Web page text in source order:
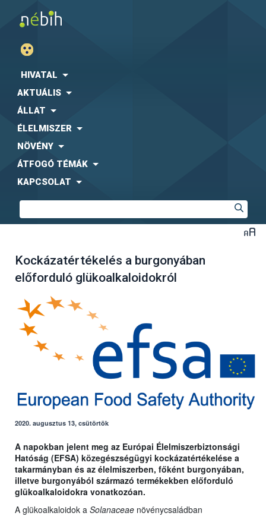
HIVATAL
AKTUÁLIS
ÁLLAT
ÉLELMISZER
NÖVÉNY
ÁTFOGÓ TÉMÁK
KAPCSOLAT
Kockázatértékelés a burgonyában
előforduló glükoalkaloidokról
2020. augusztus 13, csütörtök
A napokban jelent meg az Európai Élelmiszerbiztonsági
Hatóság (EFSA) közegészségügyi kockázatértékelése a
takarmányban és az élelmiszerben, főként burgonyában,
illetve burgonyából származó termékekben előforduló
glükoalkaloidokra vonatkozóan.
A glükoalkaloidok a Solanaceae növénycsaládban